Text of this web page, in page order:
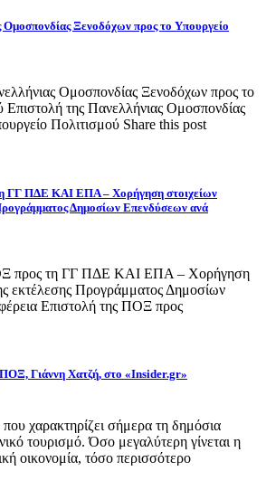
Ομοσπονδίας Ξενοδόχων προς το Υπουργείο
Ομοσπονδίας Ξενοδόχων προς το
Επιστολή της Πανελλήνιας Ομοσπονδίας
Πολιτισμού Share this post
ΓΓ ΠΔΕ ΚΑΙ ΕΠΑ – Χορήγηση στοιχείων
Δημοσίων Επενδύσεων ανά
προς τη ΓΓ ΠΔΕ ΚΑΙ ΕΠΑ – Χορήγηση
εκτέλεσης Προγράμματος Δημοσίων
Επιστολή της ΠΟΞ προς
Γιάννη Χατζή, στο «Insider.gr»
χαρακτηρίζει σήμερα τη δημόσια
τουρισμό. Όσο μεγαλύτερη γίνεται η
οικονομία, τόσο περισσότερο